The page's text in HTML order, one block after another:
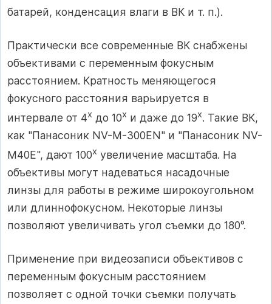
батарей, конденсация влаги в ВК и т. п.).
Практически все современные ВК снабжены
объективами с переменным фокусным
расстоянием. Кратность меняющегося
фокусного расстояния варьируется в
интервале от 4х до 10х и даже до 19х. Такие ВК,
как "Панасоник NV-M-300EN" и "Панасоник NV-
M40E", дают 100х увеличение масштаба. На
объективы могут надеваться насадочные
линзы для работы в режиме широкоугольном
или длиннофокусном. Некоторые линзы
позволяют увеличивать угол съемки до 180°.
Применение при видеозаписи объективов с
переменным фокусным расстоянием
позволяет с одной точки съемки получать